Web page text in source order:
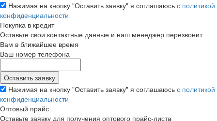
Нажимая на кнопку "Оставить заявку" я соглашаюсь с политикой
конфиденциальности
Покупка в кредит
Оставьте свои контактные данные и наш менеджер перезвонит
Вам в ближайшее время
Ваш номер телефона
Нажимая на кнопку "Оставить заявку" я соглашаюсь с политикой
конфиденциальности
Оптовый прайс
Оставьте заявку для получения оптового прайс-листа